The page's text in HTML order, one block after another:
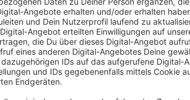
freigegeben werden können, würde die
mindestens drei weitere Wochen dauern,
Teilöffnung der Kaiserstraße könnte in
räumlich verschoben werden, damit die
Abschnitt wieder erreichbar sind. Für die
Einschränkungen geben, heißt es. Die
zwischen dem Bahnhof Alt-Wetter und